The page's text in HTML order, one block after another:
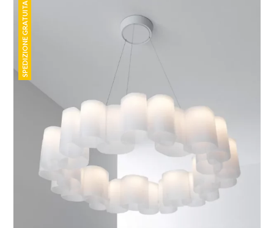
SPEDIZIONE GRATUITA
SPEDIZIONE GRATUITA